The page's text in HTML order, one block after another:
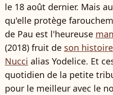
le 18 août dernier. Mais
qu'elle protège
de Pau est l'heureuse
(2018) fruit de son
Nucci alias Yodelice. Et
quotidien de la petite
pour le meilleur avec le